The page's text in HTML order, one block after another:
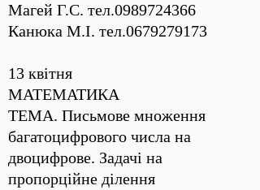
Магей Г.С. тел.0989724366
Канюка М.І. тел.0679279173
13 квітня
МАТЕМАТИКА
ТЕМА. Письмове множення
багатоцифрового числа на
двоцифрове. Задачі на
пропорційне ділення